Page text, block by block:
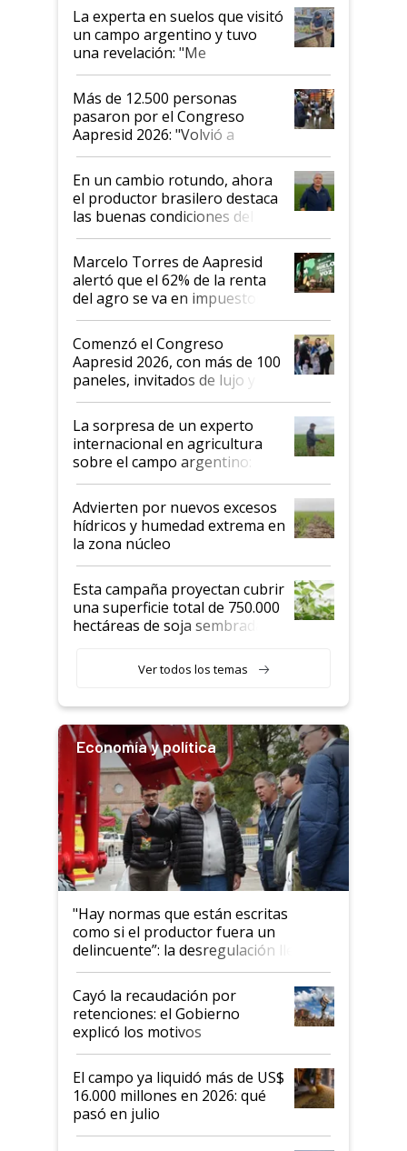
La experta en suelos que visitó
un campo argentino y tuvo
una revelación: "Me
impresionó mucho"
Más de 12.500 personas
pasaron por el Congreso
Aapresid 2026: "Volvió a
demostrar que hablar del
suelo es hablar de todo el
sistema productivo"
En un cambio rotundo, ahora
el productor brasilero destaca
las buenas condiciones del
agro argentino para invertir:
"Los veo más motivados"
Marcelo Torres de Aapresid
alertó que el 62% de la renta
del agro se va en impuestos:
"No es bueno que en
Argentina se sigan discutiendo
las mismas cosas de hace 50
años"
Comenzó el Congreso
Aapresid 2026, con más de 100
paneles, invitados de lujo y
todas las tendencias
La sorpresa de un experto
internacional en agricultura
sobre el campo argentino:
"Estoy muy impresionado"
Advierten por nuevos excesos
hídricos y humedad extrema en
la zona núcleo
Esta campaña proyectan cubrir
una superficie total de 750.000
hectáreas de soja sembradas
variedades que marcan un
salto tecnológico en genética y
Ver todos los temas
Economía y política
"Hay normas que están escritas
como si el productor fuera un
delincuente”: la desregulación llegó
al Congreso Aapresid y hasta se
habló del financiamiento al IPCVA
Cayó la recaudación por
retenciones: el Gobierno
explicó los motivos
El campo ya liquidó más de US$
16.000 millones en 2026: qué
pasó en julio